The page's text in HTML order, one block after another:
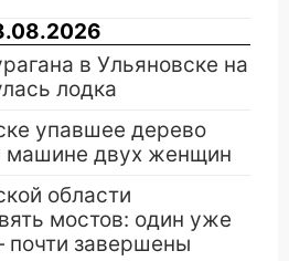
в Ульяновске на
лодка
упавшее дерево
машине двух женщин
области
мостов: один уже
почти завершены